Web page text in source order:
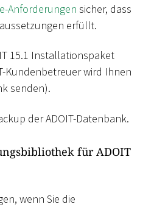
Anforderungen sicher, dass
erfüllt.
15.1 Installationspaket
Kundenbetreuer wird Ihnen
senden).
der ADOIT-Datenbank.
für ADOIT
wenn Sie die